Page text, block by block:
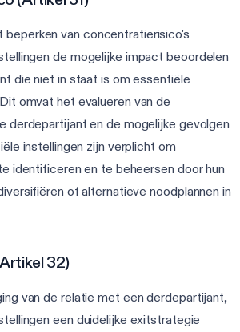
beperken van concentratierisico's
de mogelijke impact beoordelen
die niet in staat is om essentiële
omvat het evalueren van de
derdepartijant en de mogelijke gevolgen
instellingen zijn verplicht om
identificeren en te beheersen door hun
of alternatieve noodplannen in
32)
van de relatie met een derdepartijant,
een duidelijke exitstrategie